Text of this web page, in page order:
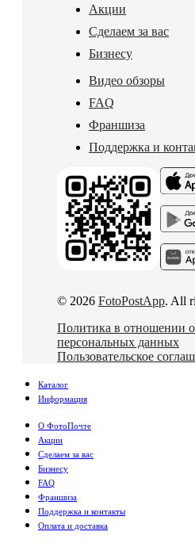
Акции
Сделаем за вас
Бизнесу
Видео обзоры
FAQ
Франшиза
Поддержка и
© 2026 FotoPostApp. All
Политика в отношении
персональных данных
Пользовательское
Каталог
Информация
О ФотоПочте
Акции
Сделаем за вас
Бизнесу
FAQ
Франшиза
Поддержка и контакты
Оплата и доставка